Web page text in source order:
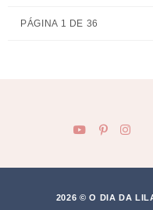
PÁGINA 1 DE 36
2026 © O DIA DA